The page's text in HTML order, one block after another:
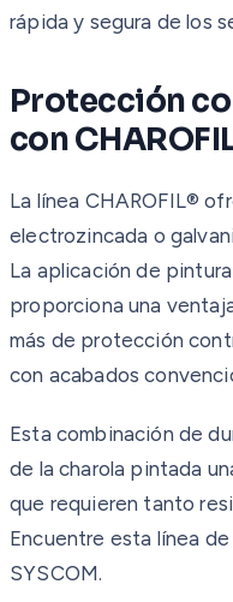
rápida y segura de los
Protección
con
La línea CHAROFIL®
electrozincada o
La aplicación de
proporciona una
más de protección
con acabados
Esta combinación de
de la charola pintada
que requieren tanto
Encuentre esta línea
SYSCOM.